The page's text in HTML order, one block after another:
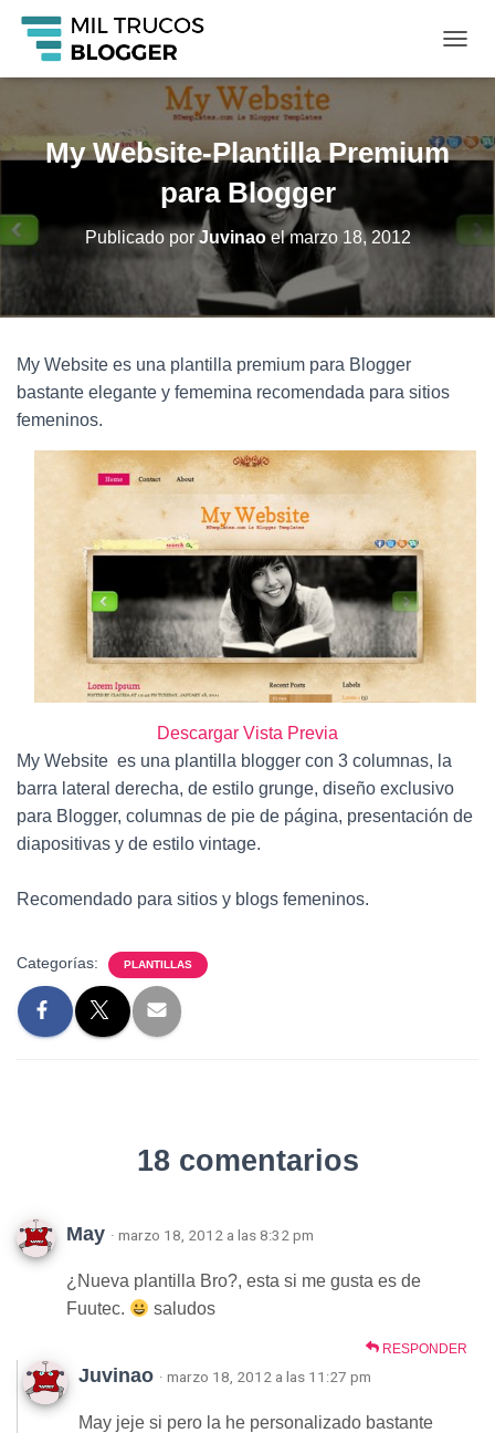
A
I
A
D
E
C
My Website-Plantilla Premium
para Blogger
Publicado porJuvinaoelmarzo 18, 2012
My Website es una plantilla premium para Blogger
bastante elegante y fememina recomendada para sitios
femeninos.
Descargar Vista Previa
My Website es una plantilla blogger con 3 columnas, la
barra lateral derecha, de estilo grunge, diseño exclusivo
para Blogger, columnas de pie de página, presentación de
diapositivas y de estilo vintage.
Recomendado para sitios y blogs femeninos.
Categorías: PLANTILLAS
18 comentarios
May · marzo 18, 2012 a las 8:32 pm
¿Nueva plantilla Bro?, esta si me gusta es de
Fuutec.
saludos
RESPONDER
Juvinao · marzo 18, 2012 a las 11:27 pm
May jeje si pero la he personalizado bastante